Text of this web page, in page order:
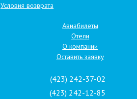
Условия возврата
Авиабилеты
Отели
О компании
Оставить заявку
(423) 242-37-02
(423) 242-12-85